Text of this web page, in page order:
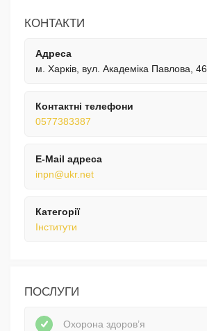
КОНТАКТИ
Адреса
м. Харків, вул. Академіка Павлова, 46
Контактні телефони
0577383387
E-Mail адреса
inpn@ukr.net
Категорії
Інститути
ПОСЛУГИ
Охорона здоров’я